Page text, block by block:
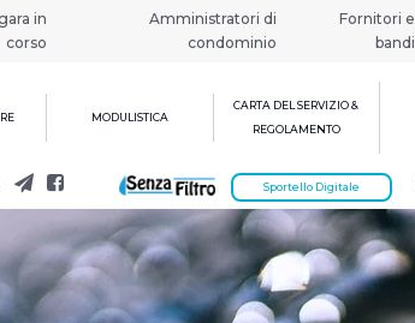
in
corso
Amministratori di
condominio
Fornitori e
bandi
MODULISTICA
CARTA DEL SERVIZIO &
REGOLAMENTO
Sportello Digitale